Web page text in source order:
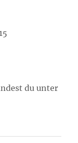
du unter